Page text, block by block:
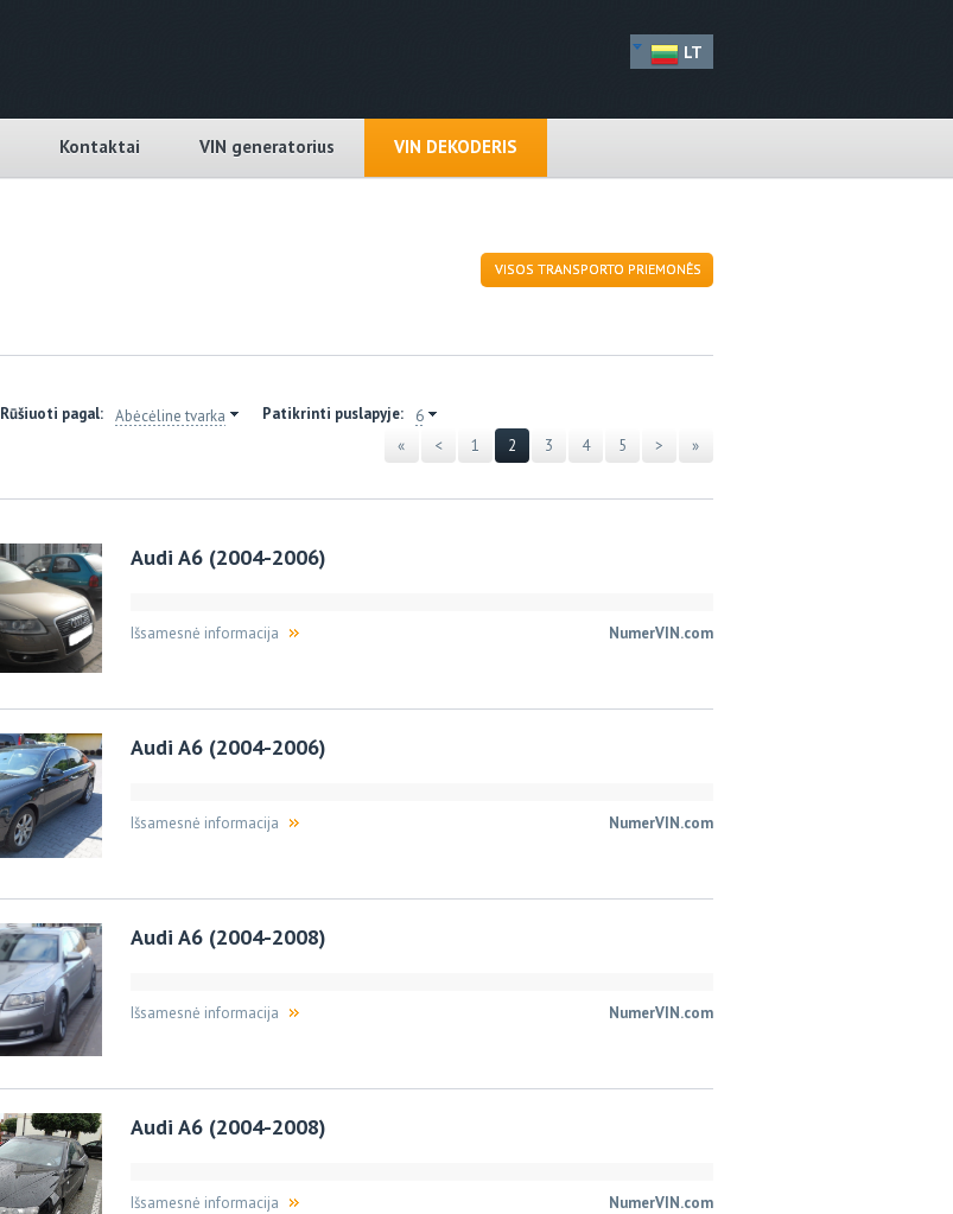
LT
Kontaktai VIN generatorius VIN DEKODERIS
VISOS TRANSPORTO PRIEMONĖS
Rūšiuoti pagal: Abėcėline tvarka Patikrinti puslapyje:
6
«
< 1 2 3 4 5 > »
Audi A6 (2004-2006)
NumerVIN.com
Išsamesnė informacija
Audi A6 (2004-2006)
NumerVIN.com
Išsamesnė informacija
Audi A6 (2004-2008)
NumerVIN.com
Išsamesnė informacija
Audi A6 (2004-2008)
NumerVIN.com
Išsamesnė informacija